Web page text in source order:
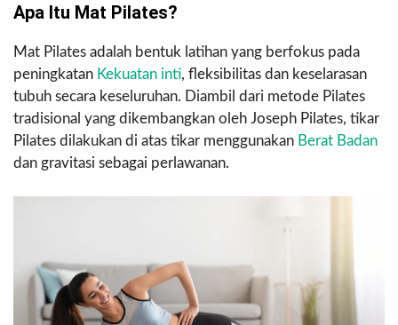
Apa Itu Mat Pilates?
Mat Pilates adalah bentuk latihan yang berfokus pada
peningkatan Kekuatan inti, fleksibilitas dan keselarasan
tubuh secara keseluruhan. Diambil dari metode Pilates
tradisional yang dikembangkan oleh Joseph Pilates, tikar
Pilates dilakukan di atas tikar menggunakan Berat Badan
dan gravitasi sebagai perlawanan.